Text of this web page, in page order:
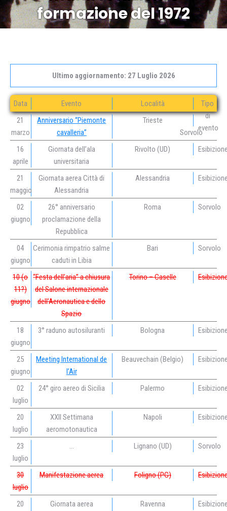
formazione del 1972
Ultimo aggiornamento: 27 Luglio 2026
Data Evento Località
Tipo
di
evento
21
marzo
Anniversario “Piemonte
cavalleria”
Trieste
Sorvolo
16
aprile
Giornata dell’ala
universitaria
Rivolto (UD)
21
maggio
Giornata aerea Città di
Alessandria
Alessandria
02
giugno
26° anniversario
proclamazione della
Repubblica
Roma Sorvolo
04
giugno
Cerimonia rimpatrio salme
caduti in Libia
Bari Sorvolo
10 (o
11?)
giugno
“Festa dell’aria” a chiusura
del Salone internazionale
dell’Aeronautica e dello
Spazio
Torino – Caselle
18
giugno
3° raduno autosiluranti Bologna
25
giugno
Meeting International de
l’Air
Beauvechain (Belgio)
02
luglio
24° giro aereo di Sicilia Palermo
20
luglio
XXII Settimana
aeromotonautica
Napoli
23
luglio
… Lignano (UD) Sorvolo
30
luglio
Manifestazione aerea Foligno (PG)
20
Giornata aerea
Ravenna